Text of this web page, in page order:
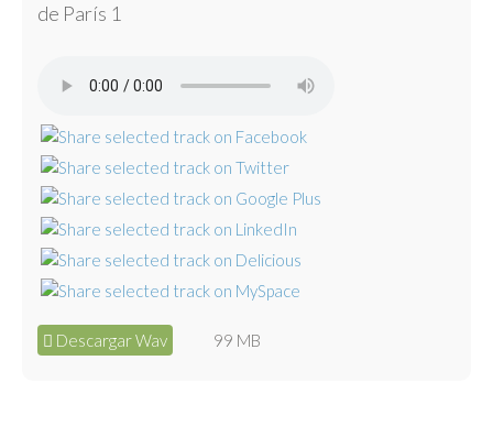
de París 1
Descargar Wav 99 MB